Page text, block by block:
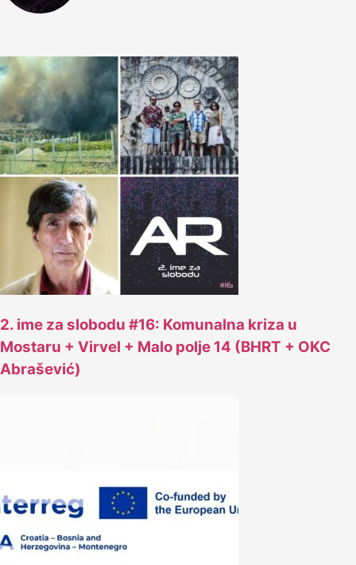
2. ime za slobodu #16: Komunalna kriza u
Mostaru + Virvel + Malo polje 14 (BHRT + OKC
Abrašević)